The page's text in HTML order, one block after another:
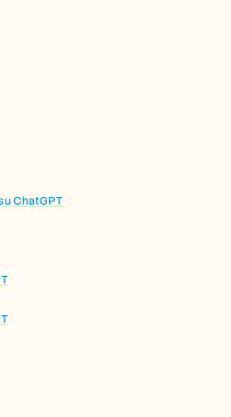
ChatGPT